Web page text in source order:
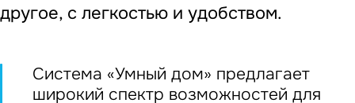
другое, с легкостью и удобством.
Система «Умный дом» предлагает
широкий спектр возможностей для